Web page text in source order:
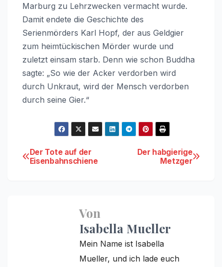
Marburg zu Lehrzwecken vermacht wurde.
Damit endete die Geschichte des
Serienmörders Karl Hopf, der aus Geldgier
zum heimtückischen Mörder wurde und
zuletzt einsam starb. Denn wie schon Buddha
sagte: „So wie der Acker verdorben wird
durch Unkraut, wird der Mensch verdorben
durch seine Gier.“
BeitragsnavigationDer habgierige
Metzger
Der Tote auf der
Eisenbahnschiene
Von
Isabella Mueller
Mein Name ist Isabella
Mueller, und ich lade euch